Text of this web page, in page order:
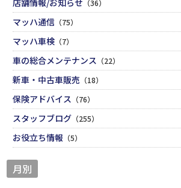
店舗情報/お知らせ （36）
マッハ通信 （75）
マッハ車検 （7）
車の総合メンテナンス （22）
新車・中古車販売 （18）
保険アドバイス （76）
スタッフブログ （255）
お役立ち情報 （5）
月別